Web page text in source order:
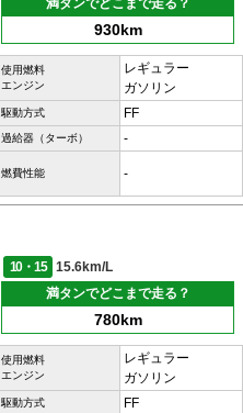
満タンでどこまで走る？
930km
使用燃料
エンジン
レギュラー
ガソリン
駆動方式 FF
過給器（ターボ） -
燃費性能 -
10・15
15.6km/L
満タンでどこまで走る？
780km
使用燃料
エンジン
レギュラー
ガソリン
駆動方式 FF